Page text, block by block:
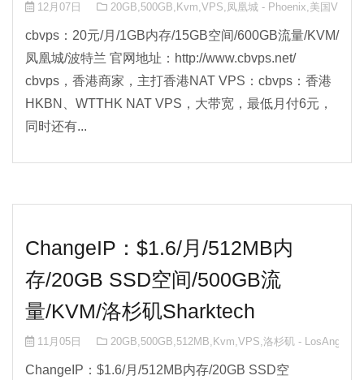
12月07日 20GB,500GB, Kvm,VPS,凤凰城 - Phoenix,美国VPS
cbvps：20元/月/1GB内存/15GB空间/600GB流量/KVM/
凤凰城/波特兰 官网地址：http://www.cbvps.net/
cbvps，香港商家，主打香港NAT VPS：cbvps：香港
HKBN、WTTHK NAT VPS，大带宽，最低月付6元，
同时还有...
ChangeIP：$1.6/月/512MB内
存/20GB SSD空间/500GB流
量/KVM/洛杉矶Sharktech
11月05日 20GB,500GB,512MB, Kvm,VPS,洛杉矶 - LosAngeles
ChangeIP：$1.6/月/512MB内存/20GB SSD空